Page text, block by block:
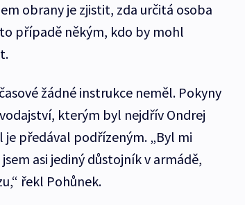
obrany je zjistit, zda určitá osoba
případě někým, kdo by mohl
žádné instrukce neměl. Pokyny
kterým byl nejdřív Ondrej
předával podřízeným. „Byl mi
asi jediný důstojník v armádě,
řekl Pohůnek.